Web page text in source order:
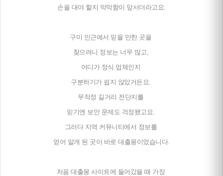
손을 대야 할지 막막함이 앞서더라고요.
구미 인근에서 믿을 만한 곳을
찾으려니 정보는 너무 많고,
어디가 정식 업체인지
구분하기가 쉽지 않았거든요.
무작정 길거리 전단지를
믿기엔 보안 문제도 걱정됐고요.
그러다 지역 커뮤니티에서 정보를
얻어 알게 된 곳이 바로 대출몽이었습니다.
처음 대출몽 사이트에 들어갔을 때 가장